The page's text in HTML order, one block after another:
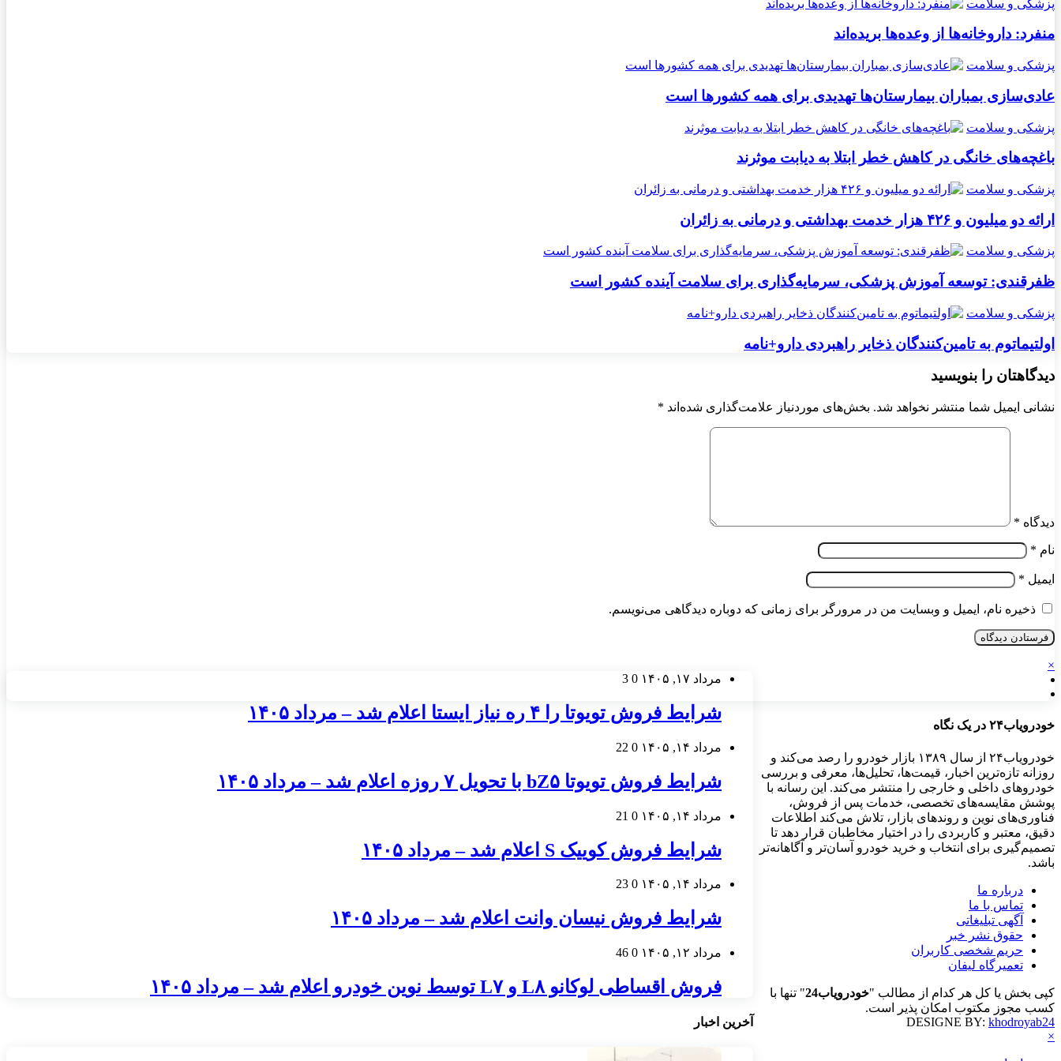
پزشکی و سلامت
منفرد: داروخانه‌ها از وعده‌ها بریده‌اند
پزشکی و سلامت
عادی‌سازی بمباران بیمارستان‌ها تهدیدی برای همه کشورها است
پزشکی و سلامت
باغچه‌های خانگی در کاهش خطر ابتلا به دیابت موثرند
پزشکی و سلامت
ارائه دو میلیون و ۴۲۶ هزار خدمت بهداشتی و درمانی به زائران
پزشکی و سلامت
ظفرقندی: توسعه آموزش پزشکی، سرمایه‌گذاری برای سلامت آینده کشور است
پزشکی و سلامت
اولتیماتوم به تامین‌کنندگان ذخایر راهبردی دارو+نامه
دیدگاهتان را بنویسید
نشانی ایمیل شما منتشر نخواهد شد. بخش‌های موردنیاز علامت‌گذاری شده‌اند *
دیدگاه *
نام *
ایمیل *
ذخیره نام، ایمیل و وبسایت من در مرورگر برای زمانی که دوباره دیدگاهی می‌نویسم.
مرداد ۱۷, ۱۴۰۵ 0
3
شرایط فروش تویوتا را ۴ ره نیاز ایستا اعلام شد – مرداد ۱۴۰۵
مرداد ۱۴, ۱۴۰۵ 0
22
شرایط فروش تویوتا bZ۵ با تحویل ۷ روزه اعلام شد – مرداد ۱۴۰۵
مرداد ۱۴, ۱۴۰۵ 0
21
شرایط فروش کوییک S اعلام شد – مرداد ۱۴۰۵
مرداد ۱۴, ۱۴۰۵ 0
23
شرایط فروش نیسان وانت اعلام شد – مرداد ۱۴۰۵
مرداد ۱۲, ۱۴۰۵ 0
46
فروش اقساطی لوکانو L۸ و L۷ توسط نوین خودرو اعلام شد – مرداد ۱۴۰۵
آخرین اخبار
×
خودرویاب۲۴ در یک نگاه
خودرویاب۲۴ از سال ۱۳۸۹ بازار خودرو را رصد می‌کند و
روزانه تازه‌ترین اخبار، قیمت‌ها، تحلیل‌ها، معرفی و بررسی
خودروهای داخلی و خارجی را منتشر می‌کند. این رسانه با
پوشش مقایسه‌های تخصصی، خدمات پس از فروش،
فناوری‌های نوین و روندهای بازار، تلاش می‌کند اطلاعات
دقیق، معتبر و کاربردی را در اختیار مخاطبان قرار دهد تا
تصمیم‌گیری برای انتخاب و خرید خودرو آسان‌تر و آگاهانه‌تر
باشد.
درباره ما
تماس با ما
آگهی تبلیغاتی
حقوق نشر خبر
حریم شخصی کاربران
تعمیرگاه لیفان
کپی بخش یا کل هر کدام از مطالب "خودرویاب24
" تنها با
کسب مجوز مکتوب امکان پذیر است.
DESIGNE BY: khodroyab24
×